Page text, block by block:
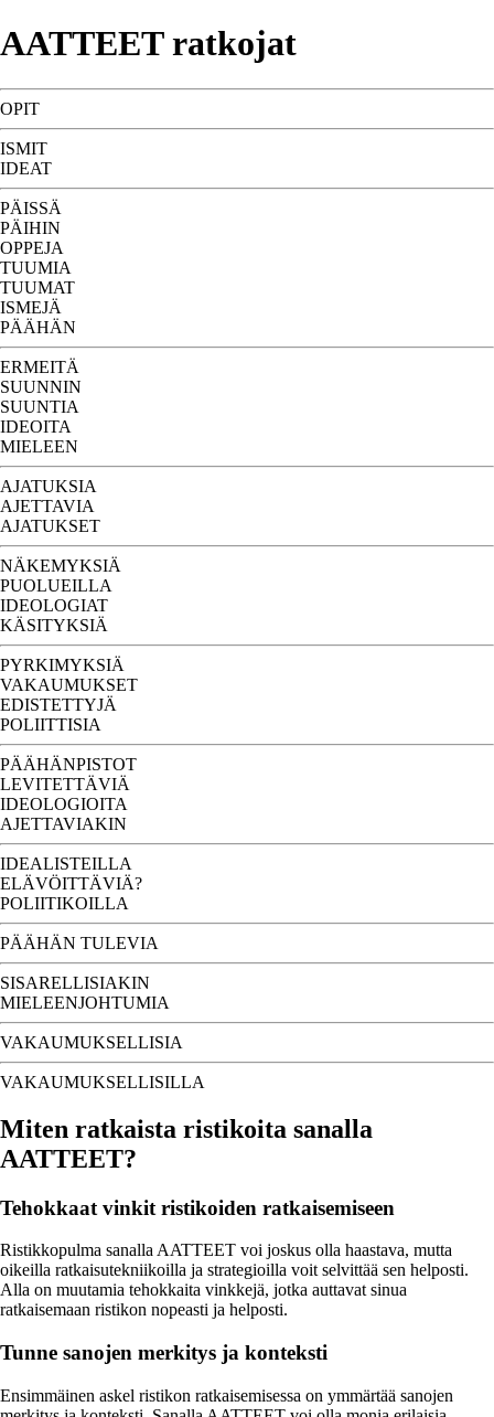
AATTEET ratkojat
OPIT
ISMIT
IDEAT
PÄISSÄ
PÄIHIN
OPPEJA
TUUMIA
TUUMAT
ISMEJÄ
PÄÄHÄN
ERMEITÄ
SUUNNIN
SUUNTIA
IDEOITA
MIELEEN
AJATUKSIA
AJETTAVIA
AJATUKSET
NÄKEMYKSIÄ
PUOLUEILLA
IDEOLOGIAT
KÄSITYKSIÄ
PYRKIMYKSIÄ
VAKAUMUKSET
EDISTETTYJÄ
POLIITTISIA
PÄÄHÄNPISTOT
LEVITETTÄVIÄ
IDEOLOGIOITA
AJETTAVIAKIN
IDEALISTEILLA
ELÄVÖITTÄVIÄ?
POLIITIKOILLA
PÄÄHÄN TULEVIA
SISARELLISIAKIN
MIELEENJOHTUMIA
VAKAUMUKSELLISIA
VAKAUMUKSELLISILLA
Miten ratkaista ristikoita sanalla
AATTEET?
Tehokkaat vinkit ristikoiden ratkaisemiseen
Ristikkopulma sanalla AATTEET voi joskus olla haastava, mutta
oikeilla ratkaisutekniikoilla ja strategioilla voit selvittää sen helposti.
Alla on muutamia tehokkaita vinkkejä, jotka auttavat sinua
ratkaisemaan ristikon nopeasti ja helposti.
Tunne sanojen merkitys ja konteksti
Ensimmäinen askel ristikon ratkaisemisessa on ymmärtää sanojen